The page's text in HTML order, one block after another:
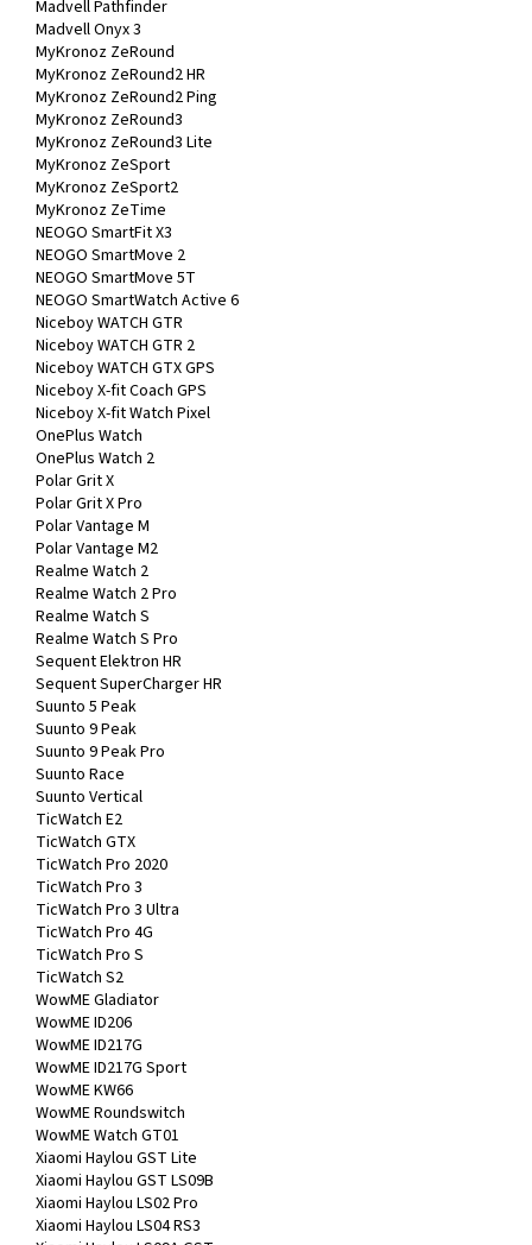
Madvell Pathfinder
Madvell Onyx 3
MyKronoz ZeRound
MyKronoz ZeRound2 HR
MyKronoz ZeRound2 Ping
MyKronoz ZeRound3
MyKronoz ZeRound3 Lite
MyKronoz ZeSport
MyKronoz ZeSport2
MyKronoz ZeTime
NEOGO SmartFit X3
NEOGO SmartMove 2
NEOGO SmartMove 5T
NEOGO SmartWatch Active 6
Niceboy WATCH GTR
Niceboy WATCH GTR 2
Niceboy WATCH GTX GPS
Niceboy X-fit Coach GPS
Niceboy X-fit Watch Pixel
OnePlus Watch
OnePlus Watch 2
Polar Grit X
Polar Grit X Pro
Polar Vantage M
Polar Vantage M2
Realme Watch 2
Realme Watch 2 Pro
Realme Watch S
Realme Watch S Pro
Sequent Elektron HR
Sequent SuperCharger HR
Suunto 5 Peak
Suunto 9 Peak
Suunto 9 Peak Pro
Suunto Race
Suunto Vertical
TicWatch E2
TicWatch GTX
TicWatch Pro 2020
TicWatch Pro 3
TicWatch Pro 3 Ultra
TicWatch Pro 4G
TicWatch Pro S
TicWatch S2
WowME Gladiator
WowME ID206
WowME ID217G
WowME ID217G Sport
WowME KW66
WowME Roundswitch
WowME Watch GT01
Xiaomi Haylou GST Lite
Xiaomi Haylou GST LS09B
Xiaomi Haylou LS02 Pro
Xiaomi Haylou LS04 RS3